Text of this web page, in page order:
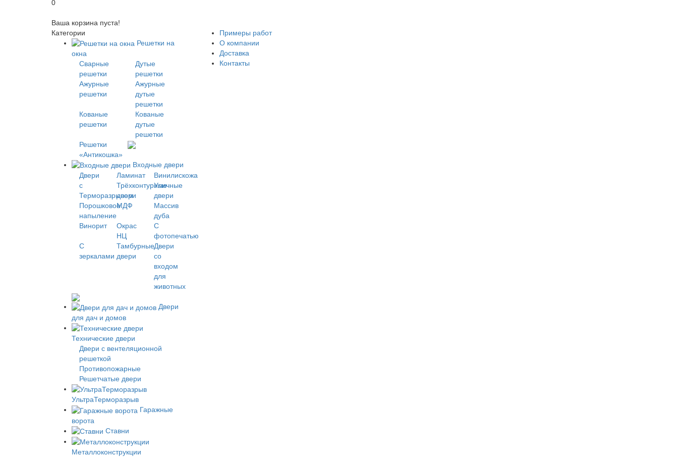
0
Ваша корзина пуста!
Категории
Решетки на
окна
Сварные
решетки
Дутые
решетки
Ажурные
решетки
Ажурные
дутые
решетки
Кованые
решетки
Кованые
дутые
решетки
Решетки
«Антикошка»
Входные двери
Двери
с
Терморазрывом
Ламинат
Винилискожа
Трёхконтурные
двери
Уличные
двери
Порошковое
напыление
МДФ
Массив
дуба
Винорит
Окрас
НЦ
С
фотопечатью
С
зеркалами
Тамбурные
двери
Двери
со
входом
для
животных
Двери
для дач и домов
Технические двери
Двери с вентеляционной
решеткой
Противопожарные
Решетчатые двери
УльтраТерморазрыв
Гаражные
ворота
Ставни
Металлоконструкции
Примеры работ
О компании
Доставка
Контакты